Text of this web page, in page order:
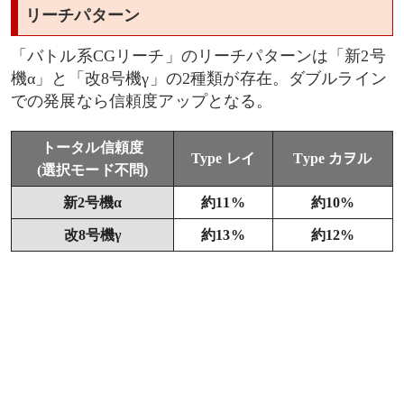
リーチパターン
「バトル系CGリーチ」のリーチパターンは「新2号
機α」と「改8号機γ」の2種類が存在。ダブルライン
での発展なら信頼度アップとなる。
トータル信頼度
(選択モード不問)
Type レイ Type カヲル
新2号機α 約11% 約10%
改8号機γ 約13% 約12%